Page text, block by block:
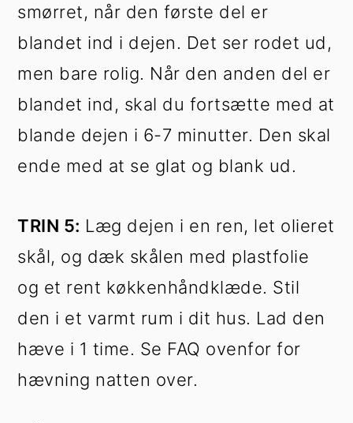
smørret, når den første del er
blandet ind i dejen. Det ser rodet ud,
men bare rolig. Når den anden del er
blandet ind, skal du fortsætte med at
blande dejen i 6-7 minutter. Den skal
ende med at se glat og blank ud.
TRIN 5: Læg dejen i en ren, let olieret
skål, og dæk skålen med plastfolie
og et rent køkkenhåndklæde. Stil
den i et varmt rum i dit hus. Lad den
hæve i 1 time. Se FAQ ovenfor for
hævning natten over.